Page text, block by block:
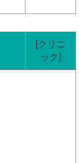
[クリニ
ック]